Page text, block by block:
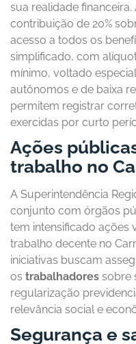
sua realidade
contribuição de 20%
acesso a todos os
simplificado, com
mínimo, voltado
autônomos e de baixa
permitem registrar
exercidas por curto
Ações
trabalho no
A Superintendência
conjunto com órgãos
tem intensificado ações
trabalho decente no
iniciativas buscam
os trabalhadores sobre
regularização
relevância social e
Segurança e